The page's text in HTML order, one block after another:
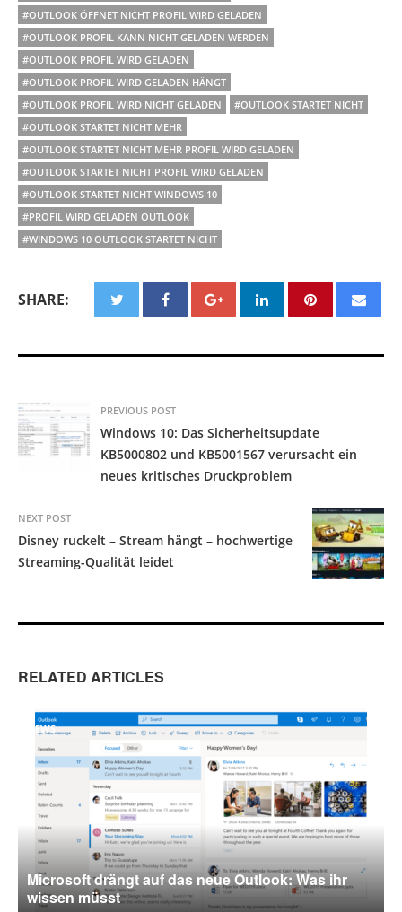
#OUTLOOK ÖFFNET NICHT PROFIL WIRD GELADEN
#OUTLOOK PROFIL KANN NICHT GELADEN WERDEN
#OUTLOOK PROFIL WIRD GELADEN
#OUTLOOK PROFIL WIRD GELADEN HÄNGT
#OUTLOOK PROFIL WIRD NICHT GELADEN
#OUTLOOK STARTET NICHT
#OUTLOOK STARTET NICHT MEHR
#OUTLOOK STARTET NICHT MEHR PROFIL WIRD GELADEN
#OUTLOOK STARTET NICHT PROFIL WIRD GELADEN
#OUTLOOK STARTET NICHT WINDOWS 10
#PROFIL WIRD GELADEN OUTLOOK
#WINDOWS 10 OUTLOOK STARTET NICHT
SHARE:
PREVIOUS POST
Windows 10: Das Sicherheitsupdate
KB5000802 und KB5001567 verursacht ein
neues kritisches Druckproblem
NEXT POST
Disney ruckelt – Stream hängt – hochwertige
Streaming-Qualität leidet
RELATED ARTICLES
NEWS
Microsoft drängt auf das neue Outlook: Was ihr
wissen müsst